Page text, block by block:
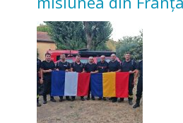
incendii de